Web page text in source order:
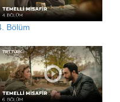
Bölüm